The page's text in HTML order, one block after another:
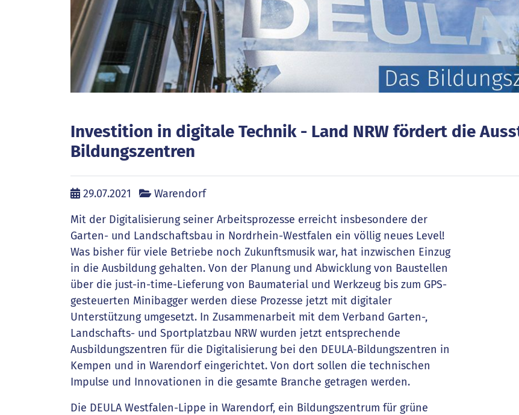
Investition in digitale Technik - Land NRW fördert die
Bildungszentren
29.07.2021
Warendorf
Mit der Digitalisierung seiner Arbeitsprozesse erreicht insbesondere der
Garten- und Landschaftsbau in Nordrhein-Westfalen ein völlig neues Level!
Was bisher für viele Betriebe noch Zukunftsmusik war, hat inzwischen Einzug
in die Ausbildung gehalten. Von der Planung und Abwicklung von Baustellen
über die just-in-time-Lieferung von Baumaterial und Werkzeug bis zum GPS-
gesteuerten Minibagger werden diese Prozesse jetzt mit digitaler
Unterstützung umgesetzt. In Zusammenarbeit mit dem Verband Garten-,
Landschafts- und Sportplatzbau NRW wurden jetzt entsprechende
Ausbildungszentren für die Digitalisierung bei den DEULA-Bildungszentren in
Kempen und in Warendorf eingerichtet. Von dort sollen die technischen
Impulse und Innovationen in die gesamte Branche getragen werden.
Die DEULA Westfalen-Lippe in Warendorf, ein Bildungszentrum für grüne